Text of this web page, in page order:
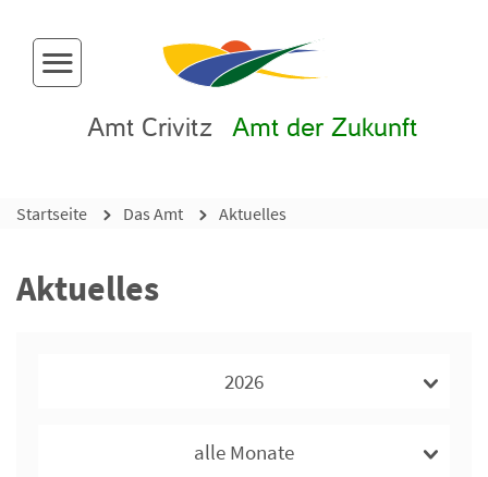
Menü-Button
Amt Crivitz Amt der Zukunft
Startseite Das Amt Aktuelles
Aktuelles
2026
alle Monate